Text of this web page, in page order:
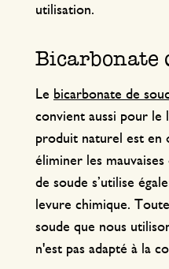
utilisation.
Bicarbonate
Le bicarbonate de
convient aussi pour le
produit naturel est en
éliminer les
de soude s’utilise
levure chimique.
soude que nous
n'est pas adapté à la